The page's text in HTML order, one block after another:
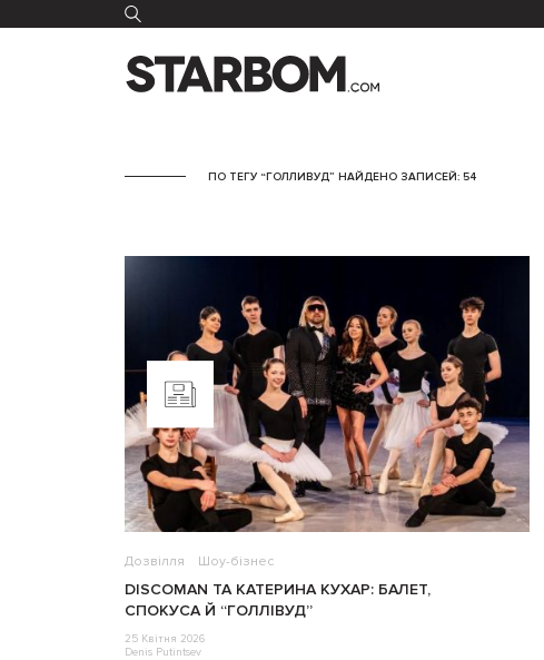
ПО ТЕГУ “ГОЛЛИВУД” НАЙДЕНО ЗАПИСЕЙ: 54
Дозвілля Шоу-бізнес
DISCOMAN ТА КАТЕРИНА КУХАР: БАЛЕТ,
СПОКУСА Й “ГОЛЛІВУД”
25 Квітня 2026
Denis Putintsev